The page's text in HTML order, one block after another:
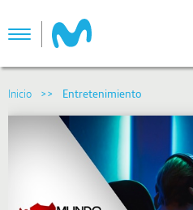
Toggle
navigation